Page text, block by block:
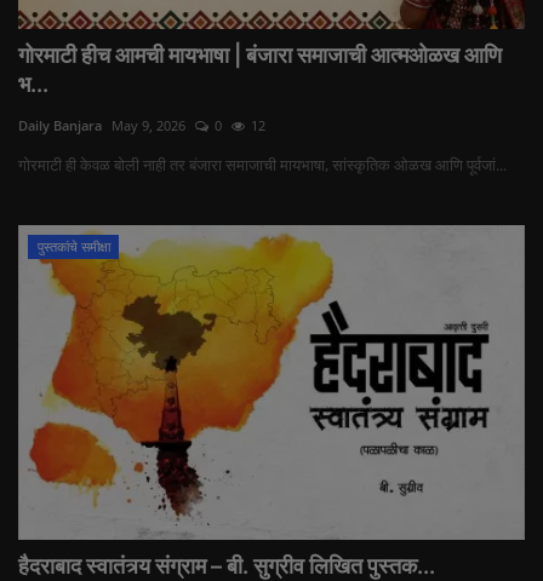
गोरमाटी हीच आमची मायभाषा | बंजारा समाजाची आत्मओळख आणि
भ...
Daily Banjara May 9, 2026 0 12
गोरमाटी ही केवळ बोली नाही तर बंजारा समाजाची मायभाषा, सांस्कृतिक ओळख आणि पूर्वजां...
पुस्तकांचे समीक्षा
हैदराबाद स्वातंत्र्य संग्राम – बी. सुग्रीव लिखित पुस्तक...